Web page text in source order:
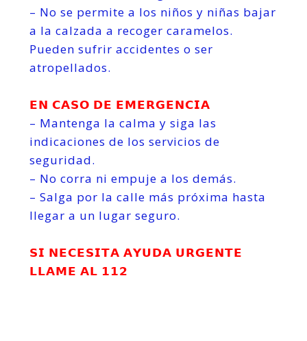
– No se permite a los niños y niñas bajar
a la calzada a recoger caramelos.
Pueden sufrir accidentes o ser
atropellados.
𝗘𝗡 𝗖𝗔𝗦𝗢 𝗗𝗘 𝗘𝗠𝗘𝗥𝗚𝗘𝗡𝗖𝗜𝗔
– Mantenga la calma y siga las
indicaciones de los servicios de
seguridad.
– No corra ni empuje a los demás.
– Salga por la calle más próxima hasta
llegar a un lugar seguro.
𝗦𝗜 𝗡𝗘𝗖𝗘𝗦𝗜𝗧𝗔 𝗔𝗬𝗨𝗗𝗔 𝗨𝗥𝗚𝗘𝗡𝗧𝗘
𝗟𝗟𝗔𝗠𝗘 𝗔𝗟 𝟭𝟭𝟮